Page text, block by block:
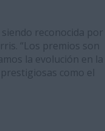
siendo reconocida por
“Los premios son
la evolución en la
como el